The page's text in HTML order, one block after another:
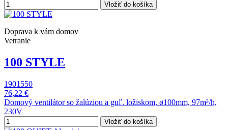
Vložiť do košíka
Doprava k vám domov
Vetranie
100 STYLE
1901550
76,22 €
Domový ventilátor so žalúziou a guľ. ložiskom, ø100mm, 97m³/h,
230V
Vložiť do košíka